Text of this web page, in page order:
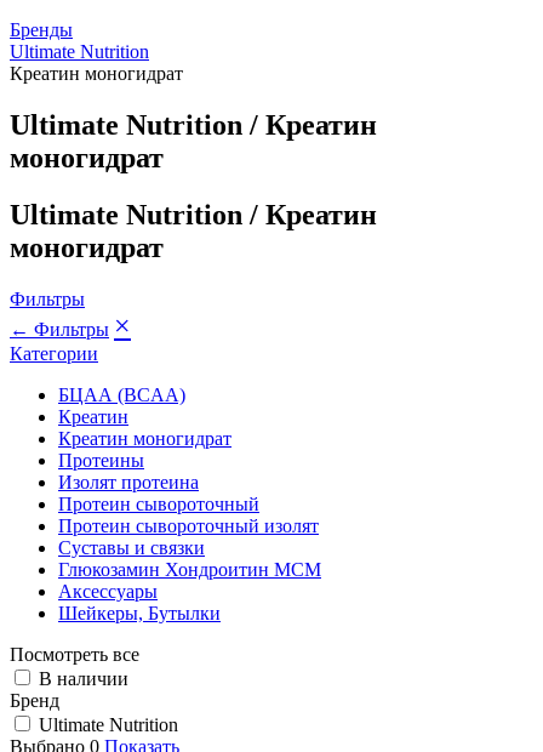
Бренды
Ultimate Nutrition
Креатин моногидрат
Ultimate Nutrition / Креатин
моногидрат
Ultimate Nutrition / Креатин
моногидрат
Фильтры
← Фильтры ×
Категории
БЦАА (BCAA)
Креатин
Креатин моногидрат
Протеины
Изолят протеина
Протеин сывороточный
Протеин сывороточный изолят
Суставы и связки
Глюкозамин Хондроитин МСМ
Аксессуары
Шейкеры, Бутылки
Посмотреть все
В наличии
Бренд
Ultimate Nutrition
Выбрано 0 Показать